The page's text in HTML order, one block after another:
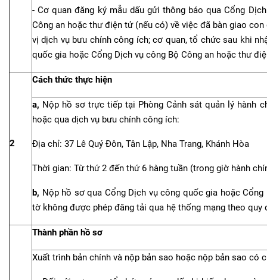
- Cơ quan đăng ký mẫu dấu gửi thông báo qua Cổng
Công an hoặc thư điện tử (nếu có) về việc đã bàn giao
vị dịch vụ bưu chính công ích; cơ quan, tổ chức sau khi
quốc gia hoặc Cổng Dịch vụ công Bộ Công an hoặc thư
2
Cách thức thực hiện
a, Nộp hồ sơ trực tiếp tại Phòng Cảnh sát quản lý hành
hoặc qua dịch vụ bưu chính công ích:
Địa chỉ: 37 Lê Quý Đôn, Tân Lập, Nha Trang, Khánh Hòa
Thời gian: Từ thứ 2 đến thứ 6 hàng tuần (trong giờ hành
b, Nộp hồ sơ qua Cổng Dịch vụ công quốc gia hoặc
tờ không được phép đăng tải qua hệ thống mạng theo quy
Thành phần hồ sơ
Xuất trình bản chính và nộp bản sao hoặc nộp bản sao có